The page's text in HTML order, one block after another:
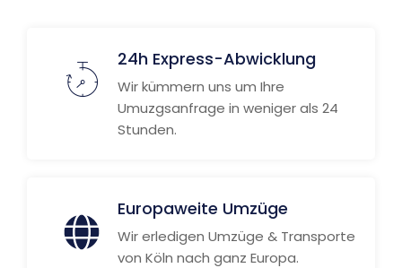
24h Express-Abwicklung
Wir kümmern uns um Ihre
Umuzgsanfrage in weniger als 24
Stunden.
Europaweite Umzüge
Wir erledigen Umzüge & Transporte
von Köln nach ganz Europa.